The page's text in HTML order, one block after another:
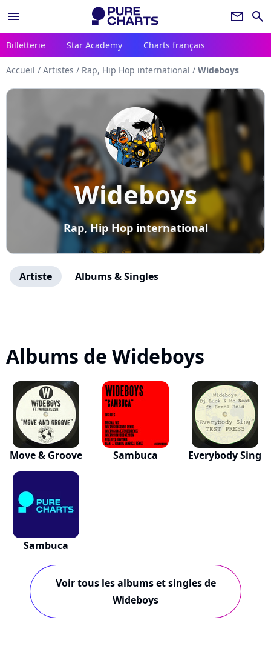
menu newsletter search
Billetterie Star Academy Charts français
Accueil / Artistes / Rap, Hip Hop international / Wideboys
Wideboys
Rap, Hip Hop international
Artiste Albums & Singles
Albums de Wideboys
Move & Groove Sambuca Everybody Sing
Sambuca
Voir tous les albums et singles de
Wideboys